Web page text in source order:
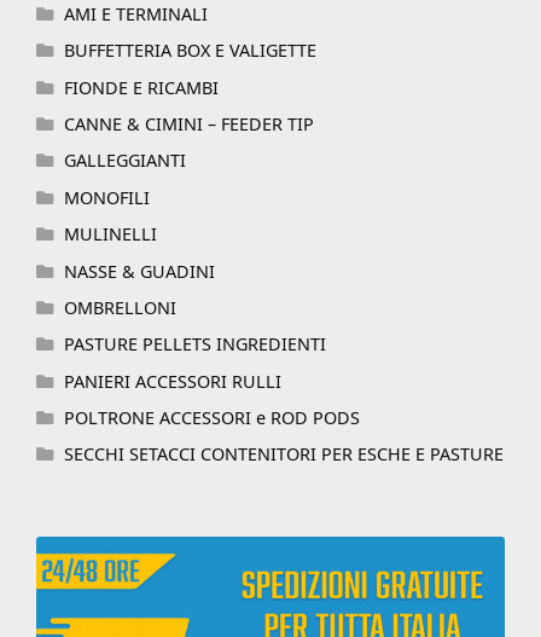
AMI E TERMINALI
BUFFETTERIA BOX E VALIGETTE
FIONDE E RICAMBI
CANNE & CIMINI – FEEDER TIP
GALLEGGIANTI
MONOFILI
MULINELLI
NASSE & GUADINI
OMBRELLONI
PASTURE PELLETS INGREDIENTI
PANIERI ACCESSORI RULLI
POLTRONE ACCESSORI e ROD PODS
SECCHI SETACCI CONTENITORI PER ESCHE E PASTURE